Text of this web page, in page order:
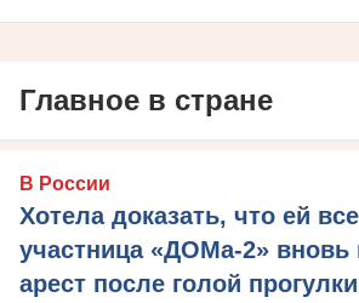
Главное в стране
В России
Хотела доказать, что ей
участница «ДОМа-2» вновь
арест после голой прогулки